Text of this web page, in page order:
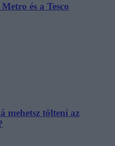
és a Tesco
mehetsz tölteni az